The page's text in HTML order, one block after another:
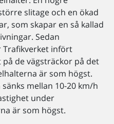
slitage och en ökad
som skapar en så kallad
Sedan
infört
de vägsträckor på det
är som högst.
mellan 10-20 km/h
under
är som högst.